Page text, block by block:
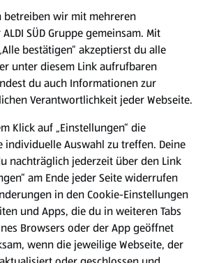
Tab)
betreiben wir mit mehreren
SÜD Gruppe gemeinsam. Mit
bestätigen“ akzeptierst du alle
unter diesem Link aufrufbaren
du auch Informationen zur
Verantwortlichkeit jeder Webseite.
Klick auf „Einstellungen“ die
individuelle Auswahl zu treffen. Deine
nachträglich jederzeit über den Link
am Ende jeder Seite widerrufen
in den Cookie-Einstellungen
und Apps, die du in weiteren Tabs
Browsers oder der App geöffnet
wenn die jeweilige Webseite, der